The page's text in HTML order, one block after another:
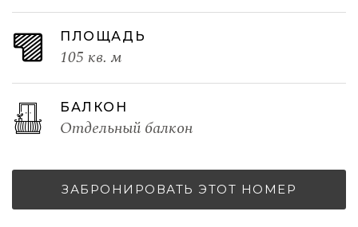
ПЛОЩАДЬ
105 кв. м
БАЛКОН
Отдельный балкон
ЗАБРОНИРОВАТЬ ЭТОТ НОМЕР